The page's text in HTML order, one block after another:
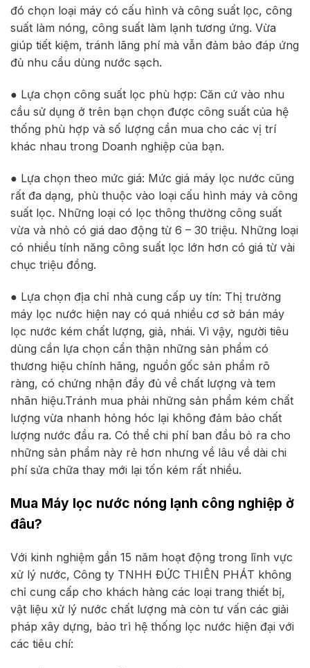
đó chọn loại máy có cấu hình và công suất lọc, công
suất làm nóng, công suất làm lạnh tương ứng. Vừa
giúp tiết kiệm, tránh lãng phí mà vẫn đảm bảo đáp ứng
đủ nhu cầu dùng nước sạch.
● Lựa chọn công suất lọc phù hợp: Căn cứ vào nhu
cầu sử dụng ở trên bạn chọn được công suất của hệ
thống phù hợp và số lượng cần mua cho các vị trí
khác nhau trong Doanh nghiệp của bạn.
● Lựa chọn theo mức giá: Mức giá máy lọc nước cũng
rất đa dạng, phù thuộc vào loại cấu hình máy và công
suất lọc. Những loại có lọc thông thường công suất
vừa và nhỏ có giá dao động từ 6 – 30 triệu. Những loại
có nhiều tính năng công suất lọc lớn hơn có giá từ vài
chục triệu đồng.
● Lựa chọn địa chỉ nhà cung cấp uy tín: Thị trường
máy lọc nước hiện nay có quá nhiều cơ sở bán máy
lọc nước kém chất lượng, giả, nhái. Vì vậy, người tiêu
dùng cần lựa chọn cẩn thận những sản phẩm có
thương hiệu chính hãng, nguồn gốc sản phẩm rõ
ràng, có chứng nhận đầy đủ về chất lượng và tem
nhãn hiệu.Tránh mua phải những sản phẩm kém chất
lượng vừa nhanh hỏng hóc lại không đảm bảo chất
lượng nước đầu ra. Có thể chi phí ban đầu bỏ ra cho
những sản phẩm này rẻ hơn nhưng về lâu về dài chi
phí sửa chữa thay mới lại tốn kém rất nhiều.
Mua Máy lọc nước nóng lạnh công nghiệp ở
đâu?
Với kinh nghiệm gần 15 năm hoạt động trong lĩnh vực
xử lý nước, Công ty TNHH ĐỨC THIÊN PHÁT không
chỉ cung cấp cho khách hàng các loại trang thiết bị,
vật liệu xử lý nước chất lượng mà còn tư vấn các giải
pháp xây dựng, bảo trì hệ thống lọc nước hiện đại với
các tiêu chí: